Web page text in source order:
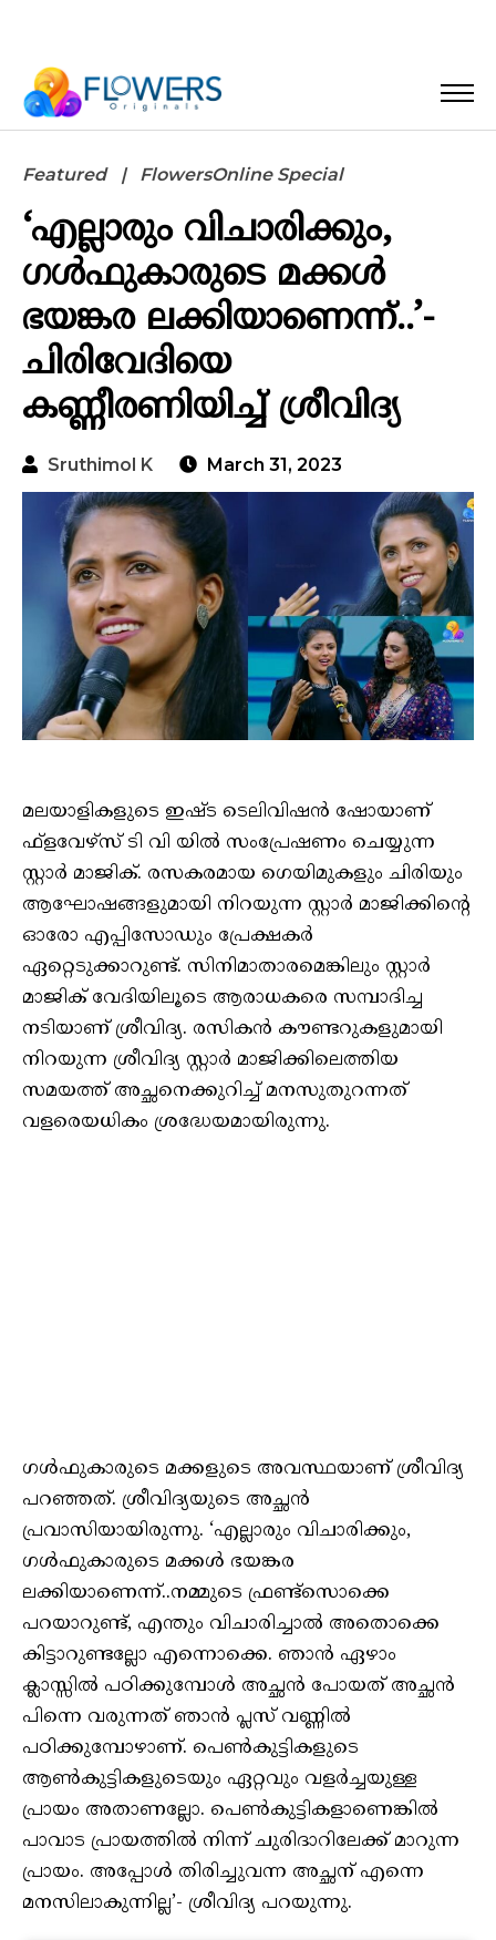
Featured FlowersOnline Special
‘എല്ലാരും വിചാരിക്കും,
ഗൾഫുകാരുടെ മക്കൾ
ഭയങ്കര ലക്കിയാണെന്ന്..’-
ചിരിവേദിയെ
കണ്ണീരണിയിച്ച് ശ്രീവിദ്യ
Sruthimol K March 31, 2023
മലയാളികളുടെ ഇഷ്ട ടെലിവിഷൻ ഷോയാണ്
ഫ്‌ളവേഴ്‌സ് ടി വി യിൽ സംപ്രേഷണം ചെയ്യുന്ന
സ്റ്റാർ മാജിക്. രസകരമായ ഗെയിമുകളും ചിരിയും
ആഘോഷങ്ങളുമായി നിറയുന്ന സ്റ്റാർ മാജിക്കിന്റെ
ഓരോ എപ്പിസോഡും പ്രേക്ഷകർ
ഏറ്റെടുക്കാറുണ്ട്. സിനിമാതാരമെങ്കിലും സ്റ്റാർ
മാജിക് വേദിയിലൂടെ ആരാധകരെ സമ്പാദിച്ച
നടിയാണ് ശ്രീവിദ്യ. രസികൻ കൗണ്ടറുകളുമായി
നിറയുന്ന ശ്രീവിദ്യ സ്റ്റാർ മാജിക്കിലെത്തിയ
സമയത്ത് അച്ഛനെക്കുറിച്ച് മനസുതുറന്നത്‌
വളരെയധികം ശ്രദ്ധേയമായിരുന്നു.
ഗൾഫുകാരുടെ മക്കളുടെ അവസ്ഥയാണ് ശ്രീവിദ്യ
പറഞ്ഞത്. ശ്രീവിദ്യയുടെ അച്ഛൻ
പ്രവാസിയായിരുന്നു. ‘എല്ലാരും വിചാരിക്കും,
ഗൾഫുകാരുടെ മക്കൾ ഭയങ്കര
ലക്കിയാണെന്ന്..നമ്മുടെ ഫ്രണ്ട്‌സൊക്കെ
പറയാറുണ്ട്, എന്തും വിചാരിച്ചാൽ അതൊക്കെ
കിട്ടാറുണ്ടല്ലോ എന്നൊക്കെ. ഞാൻ ഏഴാം
ക്ലാസ്സിൽ പഠിക്കുമ്പോൾ അച്ഛൻ പോയത് അച്ഛൻ
പിന്നെ വരുന്നത് ഞാൻ പ്ലസ് വണ്ണിൽ
പഠിക്കുമ്പോഴാണ്. പെൺകുട്ടികളുടെ
ആൺകുട്ടികളുടെയും ഏറ്റവും വളർച്ചയുള്ള
പ്രായം അതാണല്ലോ. പെൺകുട്ടികളാണെങ്കിൽ
പാവാട പ്രായത്തിൽ നിന്ന് ചുരിദാറിലേക്ക് മാറുന്ന
പ്രായം. അപ്പോൾ തിരിച്ചുവന്ന അച്ഛന് എന്നെ
മനസിലാകുന്നില്ല’- ശ്രീവിദ്യ പറയുന്നു.